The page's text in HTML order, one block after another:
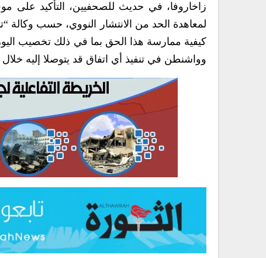
زاخاروفا، في حديث للصحفيين، التأكيد على
لمعاهدة الحد من الانتشار النووي، حسب وكالة
كيفية ممارسة هذا الحق بما في ذلك تخصيب
وواشنطن في تنفيذ أي اتفاق قد يتوصلا إليه